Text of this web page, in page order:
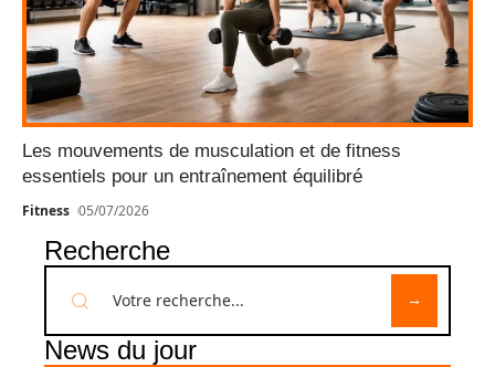
Les mouvements de musculation et de fitness
essentiels pour un entraînement équilibré
Fitness 05/07/2026
Recherche
News du jour